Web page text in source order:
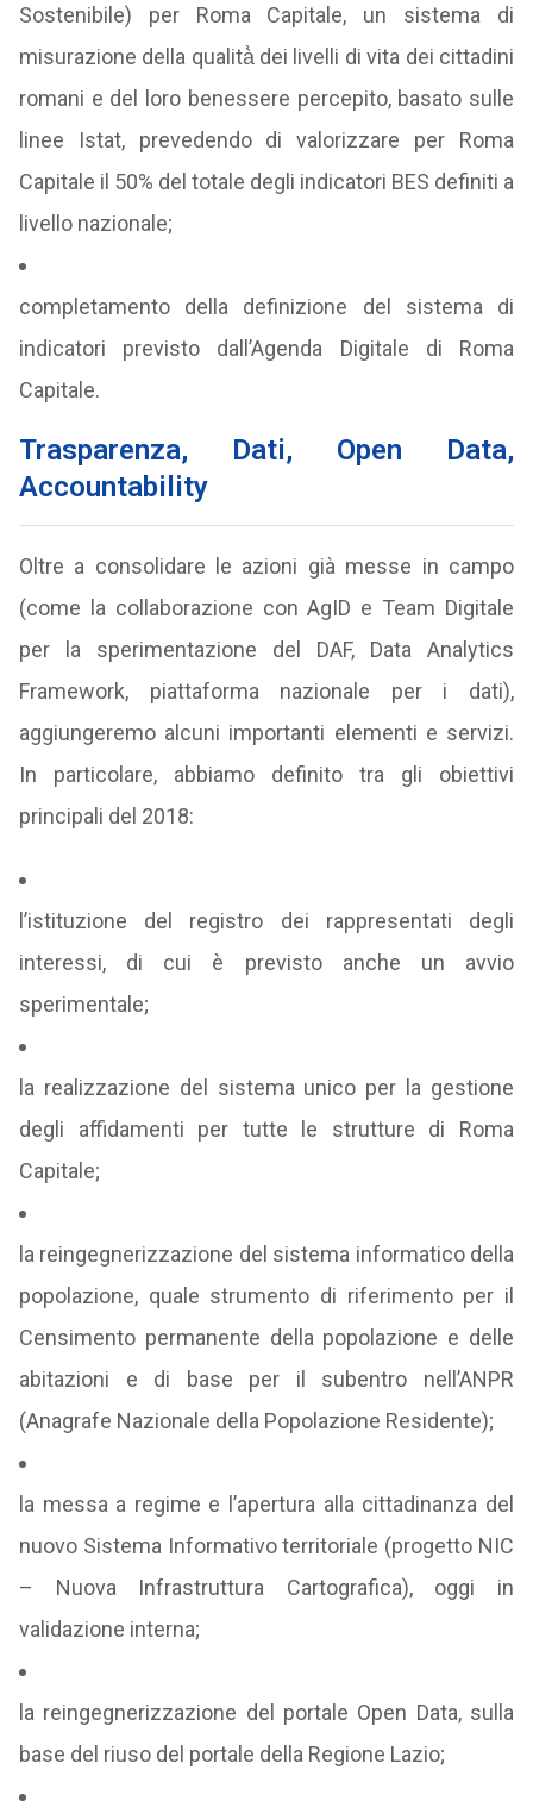
Sostenibile) per Roma Capitale, un sistema di
misurazione della qualità̀ dei livelli di vita dei cittadini
romani e del loro benessere percepito, basato sulle
linee Istat, prevedendo di valorizzare per Roma
Capitale il 50% del totale degli indicatori BES definiti a
livello nazionale;
completamento della definizione del sistema di
indicatori previsto dall’Agenda Digitale di Roma
Capitale.
Trasparenza, Dati, Open Data,
Accountability
Oltre a consolidare le azioni già messe in campo
(come la collaborazione con AgID e Team Digitale
per la sperimentazione del DAF, Data Analytics
Framework, piattaforma nazionale per i dati),
aggiungeremo alcuni importanti elementi e servizi.
In particolare, abbiamo definito tra gli obiettivi
principali del 2018:
l’istituzione del registro dei rappresentati degli
interessi, di cui è previsto anche un avvio
sperimentale;
la realizzazione del sistema unico per la gestione
degli affidamenti per tutte le strutture di Roma
Capitale;
la reingegnerizzazione del sistema informatico della
popolazione, quale strumento di riferimento per il
Censimento permanente della popolazione e delle
abitazioni e di base per il subentro nell’ANPR
(Anagrafe Nazionale della Popolazione Residente);
la messa a regime e l’apertura alla cittadinanza del
nuovo Sistema Informativo territoriale (progetto NIC
– Nuova Infrastruttura Cartografica), oggi in
validazione interna;
la reingegnerizzazione del portale Open Data, sulla
base del riuso del portale della Regione Lazio;